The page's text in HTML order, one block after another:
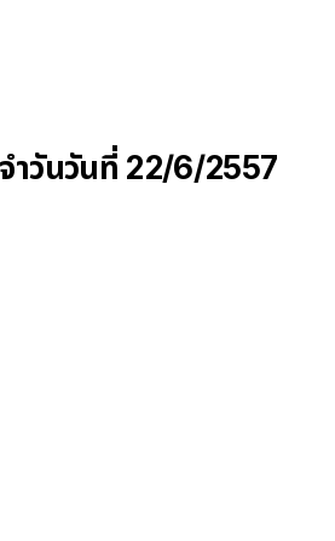
ำวันวันที่ 22/6/2557